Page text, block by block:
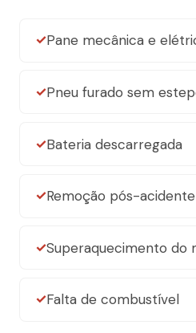
Pane mecânica e
Pneu furado sem
Bateria descarregada
Remoção pós-acidente
Superaquecimento do
Falta de combustível